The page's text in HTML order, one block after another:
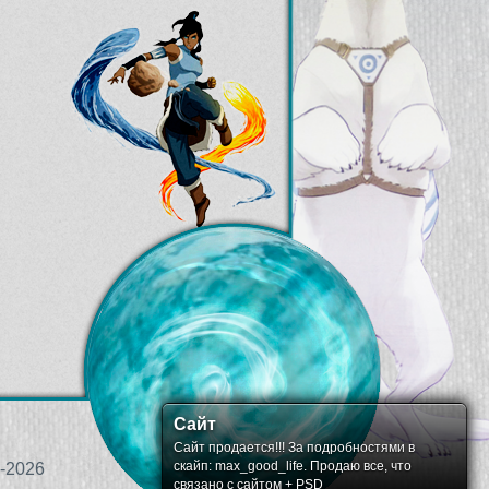
2026
Сайт
Сайт продается!!! За подробностями в
скайп: max_good_life. Продаю все, что
связано с сайтом + PSD